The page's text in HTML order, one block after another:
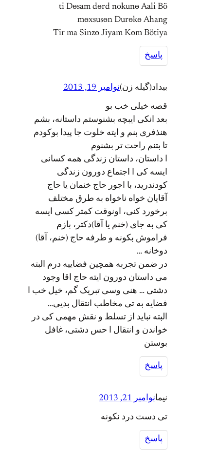
ti Dөsam dөrd nokunө Aali Bö
mөxsusөn Durөkө Ahang
Tir ma Sinzө Jiyam Kөm Bötiya
پاسخ
بیداد(گیله زن)نوامبر 19, 2013
قصه خیلی خب بو
بعد انکی ایبچه بشنوستم داستانه، بشم
هنذفری بنم و ایته خلوت جا پیدا بوکودم
تا بتنم راحت تر بشنوم
ا داستان، داستان زندگی همه کسانی
ایسه کی ا اجتماع دورون زندگی
کودندرید، با اجور حاج خنمان یا حاج
آقایان خواه ناخواه به طرق مختلف
برخورد کنی، اونوقت کمتر کسی ایسه
کی به جای (خنم یا آقا)دکتر، بازم
فراموش بکونه و طرفه حاج (خنم، آقا)
دوخانه …
در ضمن تجربه همچین فضاییه درم البته
می داستان دورون ایته حاج اقا وجود
دشتی … هنی وسی تبریک گم، خیل خب ا
فضایه به تی مخاطب انتقال بدیی…
البته نباید از تسلط و نقش مهمی کی در
خواندن و انتقال ا حس دشتی، غافل
بوستن
پاسخ
نیمانوامبر 21, 2013
تی دست درد نکونه
پاسخ